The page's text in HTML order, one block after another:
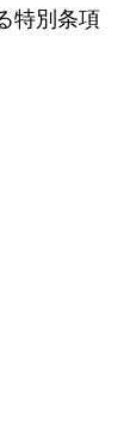
特別条項